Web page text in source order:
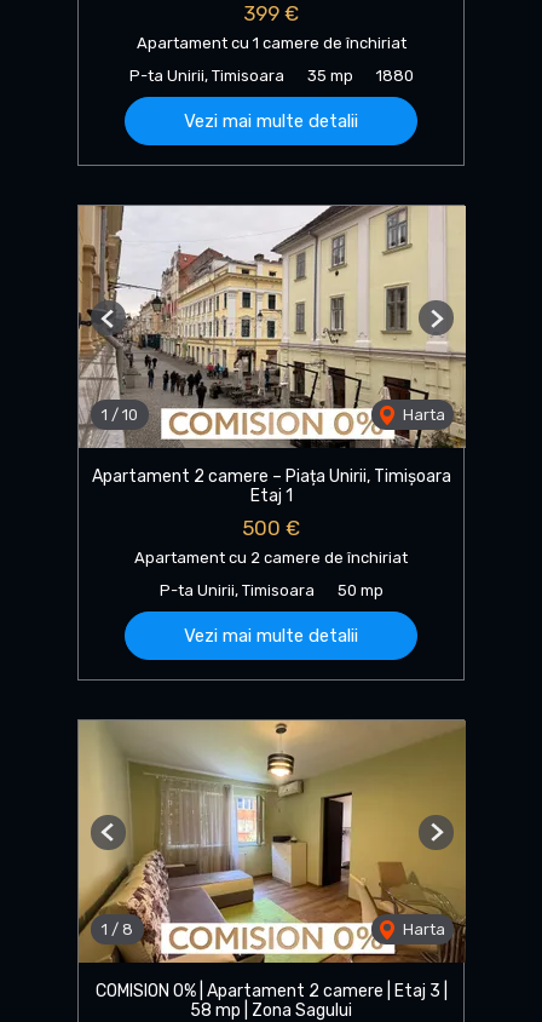
399 €
Apartament cu 1 camere de închiriat
P-ta Unirii, Timisoara
35 mp 1880
Vezi mai multe detalii
1 / 10 Harta
Previous Next
Apartament 2 camere – Piața Unirii, Timișoara
Etaj 1
500 €
Apartament cu 2 camere de închiriat
P-ta Unirii, Timisoara
50 mp
Vezi mai multe detalii
1 / 8 Harta
Previous Next
COMISION 0% | Apartament 2 camere | Etaj 3 |
58 mp | Zona Sagului